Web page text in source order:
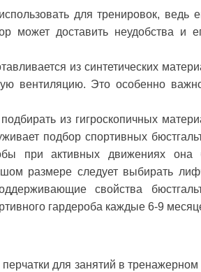
для тренировок, ведь
может доставить неудобства и
из синтетических
вентиляцию. Это особенно
из гигроскопичных
подбор спортивных
при активных движениях она
размере следует выбирать
свойства
гардероба каждые 6-9
для занятий в тренажерном